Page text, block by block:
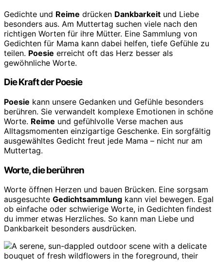
Gedichte und Reime drücken Dankbarkeit und Liebe
besonders aus. Am Muttertag suchen viele nach den
richtigen Worten für ihre Mütter. Eine Sammlung von
Gedichten für Mama kann dabei helfen, tiefe Gefühle zu
teilen. Poesie erreicht oft das Herz besser als
gewöhnliche Worte.
Die Kraft der Poesie
Poesie kann unsere Gedanken und Gefühle besonders
berühren. Sie verwandelt komplexe Emotionen in schöne
Worte. Reime und gefühlvolle Verse machen aus
Alltagsmomenten einzigartige Geschenke. Ein sorgfältig
ausgewähltes Gedicht freut jede Mama – nicht nur am
Muttertag.
Worte, die berühren
Worte öffnen Herzen und bauen Brücken. Eine sorgsam
ausgesuchte Gedichtsammlung kann viel bewegen. Egal
ob einfache oder schwierige Worte, in Gedichten findest
du immer etwas Herzliches. So kann man Liebe und
Dankbarkeit besonders ausdrücken.